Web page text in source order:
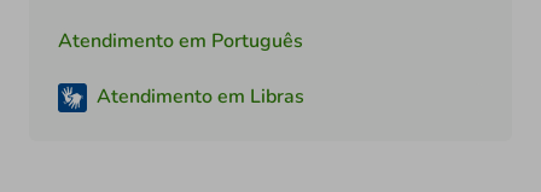
Atendimento em Português
Atendimento em Libras